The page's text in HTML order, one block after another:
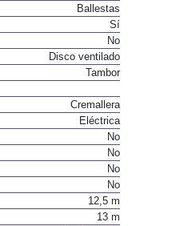
Ballestas
Sí
No
Disco ventilado
Tambor
Cremallera
Eléctrica
No
No
No
No
12,5 m
13 m